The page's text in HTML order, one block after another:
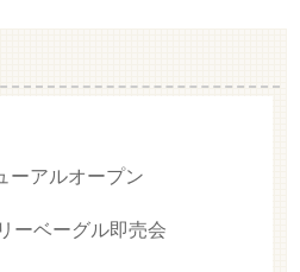
ーアルオープン
ーベーグル即売会